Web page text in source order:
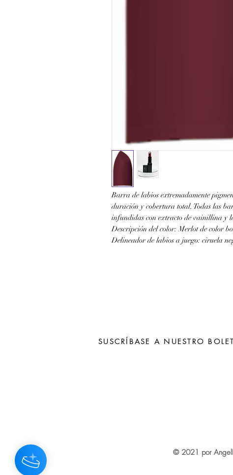
Barra de labios extremadamente
duración y cobertura total. Todas las
infundidas con extracto de vainillina y
Descripción del color: Merlot de color
Delineador de labios a juego: ciruela
SUSCRÍBASE A NUESTRO
© 2021 por